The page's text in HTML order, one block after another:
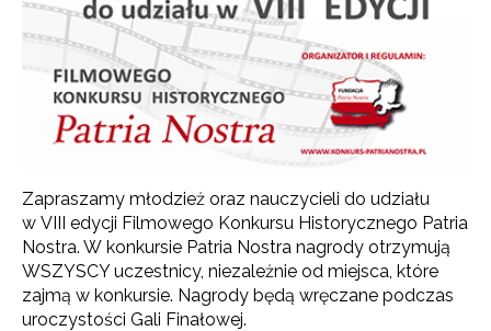
Zapraszamy młodzież oraz nauczycieli do udziału
w VIII edycji Filmowego Konkursu Historycznego Patria
Nostra. W konkursie Patria Nostra nagrody otrzymują
WSZYSCY uczestnicy, niezależnie od miejsca, które
zajmą w konkursie. Nagrody będą wręczane podczas
uroczystości Gali Finałowej.